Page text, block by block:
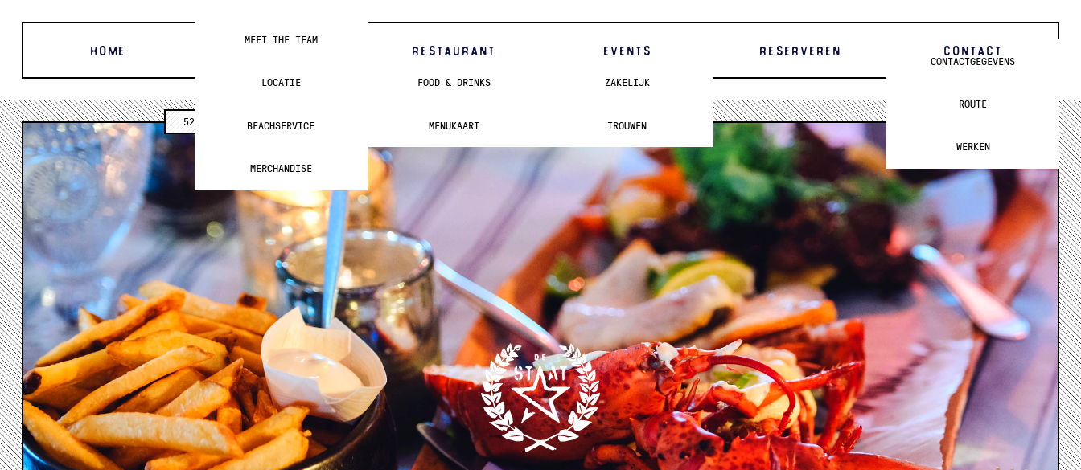
HOME OVER ONS
MEET THE TEAM
LOCATIE
BEACHSERVICE
MERCHANDISE
RESTAURANT
FOOD & DRINKS
MENUKAART
EVENTS
ZAKELIJK
TROUWEN
RESERVEREN CONTACT
CONTACTGEGEVENS
ROUTE
WERKEN
52°05'19.3"N 4°14'44.6"E